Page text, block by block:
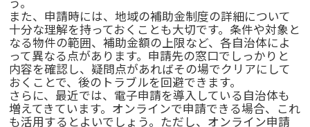
また、申請時には、地域の補助金制度の詳細について
十分な理解を持っておくことも大切です。条件や対象と
なる物件の範囲、補助金額の上限など、各自治体によ
って異なる点があります。申請先の窓口でしっかりと
内容を確認し、疑問点があればその場でクリアにして
おくことで、後のトラブルを回避できます。
さらに、最近では、電子申請を導入している自治体も
増えてきています。オンラインで申請できる場合、これ
も活用するとよいでしょう。ただし、オンライン申請